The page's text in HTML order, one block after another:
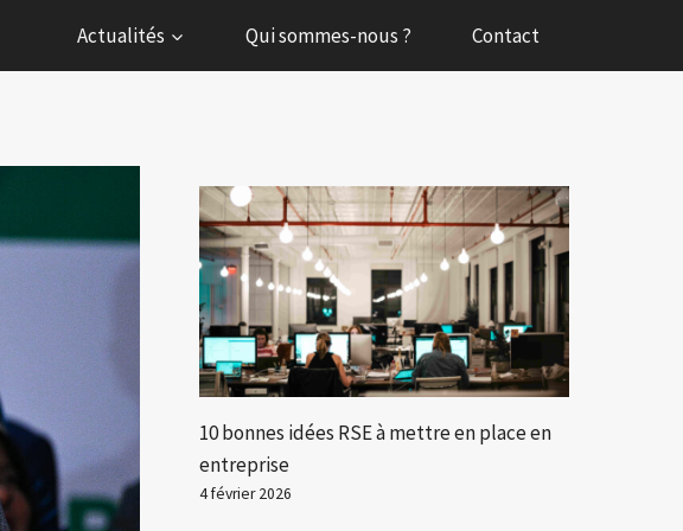
Actualités Qui sommes-nous ? Contact
10 bonnes idées RSE à mettre en place en
entreprise
4 février 2026